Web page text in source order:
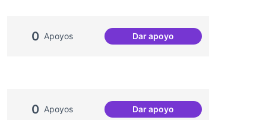
0 Apoyos Dar apoyoUna única Festa Major
0 Apoyos Dar apoyoProjecte Radars